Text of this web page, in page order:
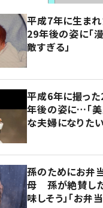
平成7年に生ま
29年後の姿に「
敵すぎる」
平成6年に撮っ
年後の姿に…「美
な夫婦になりたい
孫のためにお弁
母 孫が絶賛し
味しそう」「お弁